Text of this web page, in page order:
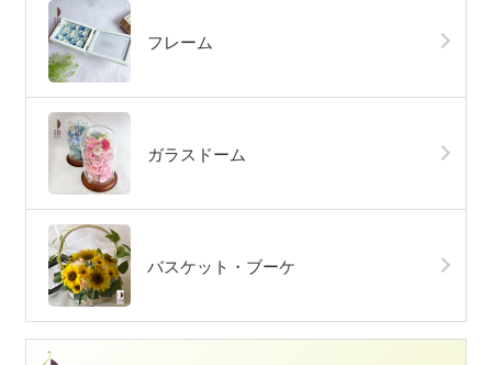
フレーム
ガラスドーム
バスケット・ブーケ